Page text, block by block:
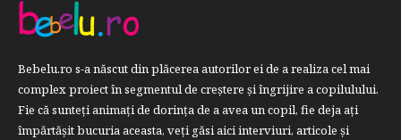
Bebelu.ro s-a născut din plăcerea autorilor ei de a realiza cel mai
complex proiect în segmentul de creştere şi îngrijire a copilulului.
Fie că sunteţi animaţi de dorinţa de a avea un copil, fie deja aţi
împărtăşit bucuria aceasta, veți găsi aici interviuri, articole şi